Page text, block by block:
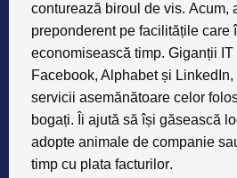
conturează biroul de vis. Acum,
preponderent pe facilitățile care
economisească timp. Giganții IT
Facebook, Alphabet și
servicii asemănătoare celor
bogați. Îi ajută să își găsească
adopte animale de companie
timp cu plata facturilor.